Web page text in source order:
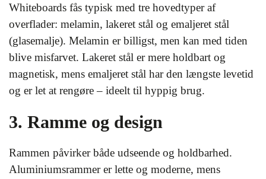
Whiteboards fås typisk med tre hovedtyper af
overflader: melamin, lakeret stål og emaljeret stål
(glasemalje). Melamin er billigst, men kan med tiden
blive misfarvet. Lakeret stål er mere holdbart og
magnetisk, mens emaljeret stål har den længste levetid
og er let at rengøre – ideelt til hyppig brug.
3. Ramme og design
Rammen påvirker både udseende og holdbarhed.
Aluminiumsrammer er lette og moderne, mens